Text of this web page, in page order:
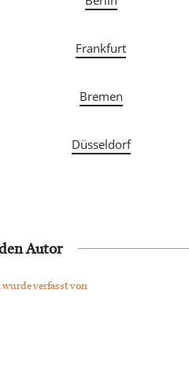
Frankfurt
Bremen
Düsseldorf
Autor
verfasst von